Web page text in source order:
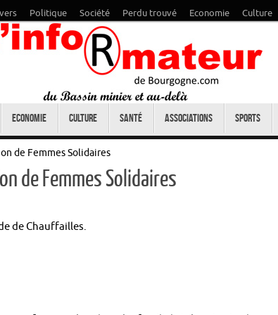
Politique Société Perdu trouvé Economie Culture
Economie Culture Santé Associations Sports
de Femmes Solidaires
de Femmes Solidaires
de Chauffailles.